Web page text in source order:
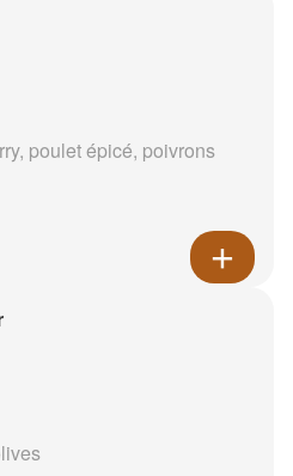
poulet épicé, poivrons